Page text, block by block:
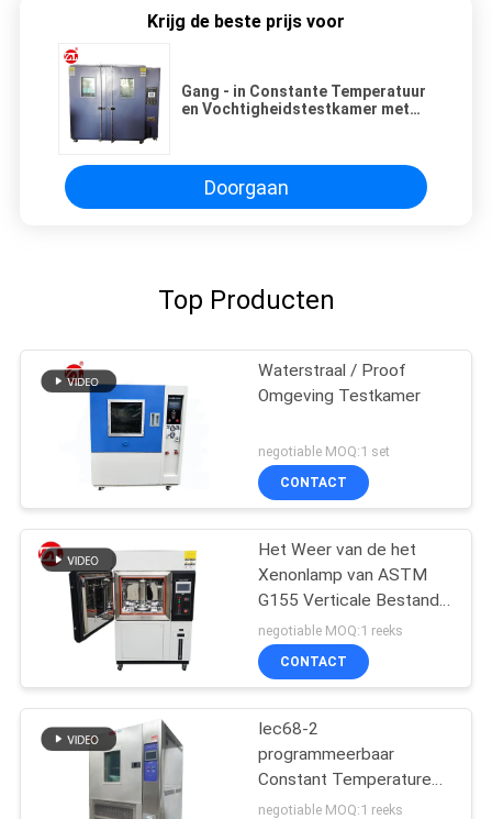
Krijg de beste prijs voor
Gang - in Constante Temperatuur
en Vochtigheidstestkamer met
Doorgaan
Top Producten
Waterstraal / Proof
Omgeving Testkamer
negotiable MOQ:1 set
CONTACT
Het Weer van de het
Xenonlamp van ASTM
G155 Verticale Bestand
het Testen Machine
negotiable MOQ:1 reeks
CONTACT
Iec68-2
programmeerbaar
Constant Temperature
And Humidity Machine
negotiable MOQ:1 reeks